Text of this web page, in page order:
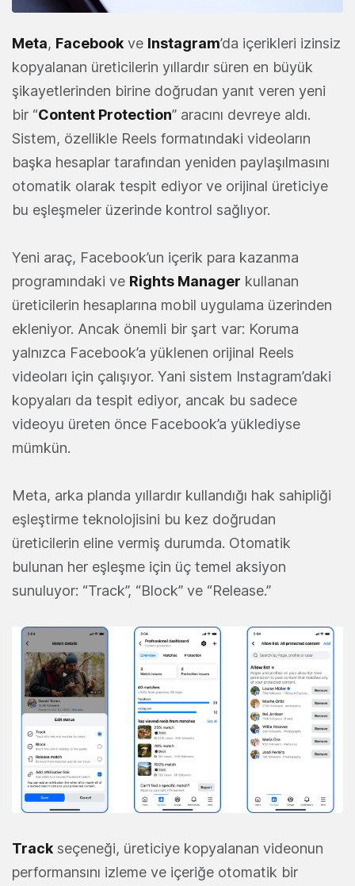
Meta, Facebook ve Instagram’da içerikleri izinsiz
kopyalanan üreticilerin yıllardır süren en büyük
şikayetlerinden birine doğrudan yanıt veren yeni
bir “Content Protection” aracını devreye aldı.
Sistem, özellikle Reels formatındaki videoların
başka hesaplar tarafından yeniden paylaşılmasını
otomatik olarak tespit ediyor ve orijinal üreticiye
bu eşleşmeler üzerinde kontrol sağlıyor.
Yeni araç, Facebook’un içerik para kazanma
programındaki ve Rights Manager kullanan
üreticilerin hesaplarına mobil uygulama üzerinden
ekleniyor. Ancak önemli bir şart var: Koruma
yalnızca Facebook’a yüklenen orijinal Reels
videoları için çalışıyor. Yani sistem Instagram’daki
kopyaları da tespit ediyor, ancak bu sadece
videoyu üreten önce Facebook’a yüklediyse
mümkün.
Meta, arka planda yıllardır kullandığı hak sahipliği
eşleştirme teknolojisini bu kez doğrudan
üreticilerin eline vermiş durumda. Otomatik
bulunan her eşleşme için üç temel aksiyon
sunuluyor: “Track”, “Block” ve “Release.”
Track seçeneği, üreticiye kopyalanan videonun
performansını izleme ve içeriğe otomatik bir